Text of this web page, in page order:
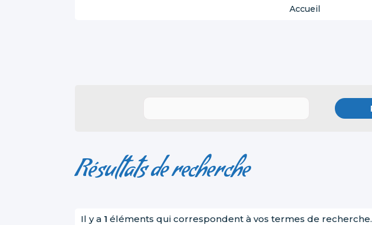
Accueil
Résultats de recherche
Il y a 1 éléments qui correspondent à vos termes de recherche.